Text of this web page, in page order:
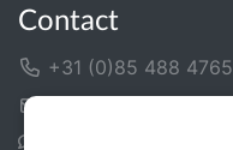
Contact
+31 (0)85 488 4765